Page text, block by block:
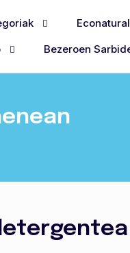
Econatural
Bezeroen